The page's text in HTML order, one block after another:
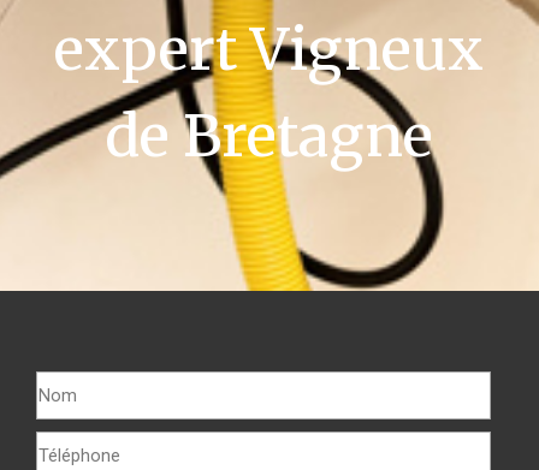
expert Vigneux
de Bretagne